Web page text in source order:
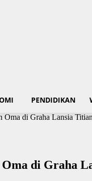
PENDIDIKAN
Oma di Graha Lansia
Oma di Graha